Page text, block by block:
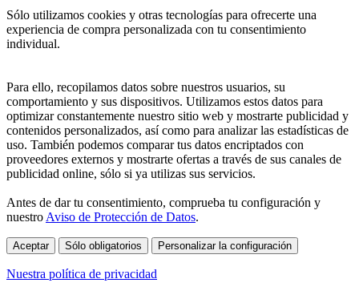
Sólo utilizamos cookies y otras tecnologías para ofrecerte una
experiencia de compra personalizada con tu consentimiento
individual.
Para ello, recopilamos datos sobre nuestros usuarios, su
comportamiento y sus dispositivos. Utilizamos estos datos para
optimizar constantemente nuestro sitio web y mostrarte publicidad y
contenidos personalizados, así como para analizar las estadísticas de
uso. También podemos comparar tus datos encriptados con
proveedores externos y mostrarte ofertas a través de sus canales de
publicidad online, sólo si ya utilizas sus servicios.
Antes de dar tu consentimiento, comprueba tu configuración y
nuestro Aviso de Protección de Datos.
Aceptar Sólo obligatorios Personalizar la configuración
Nuestra política de privacidad